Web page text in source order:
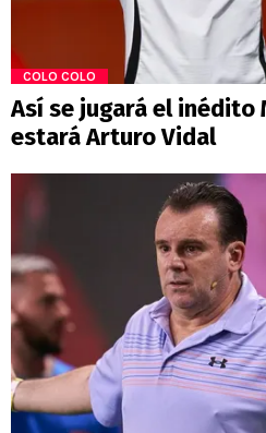
COLO COLO
Así se jugará el inédito
estará Arturo Vidal